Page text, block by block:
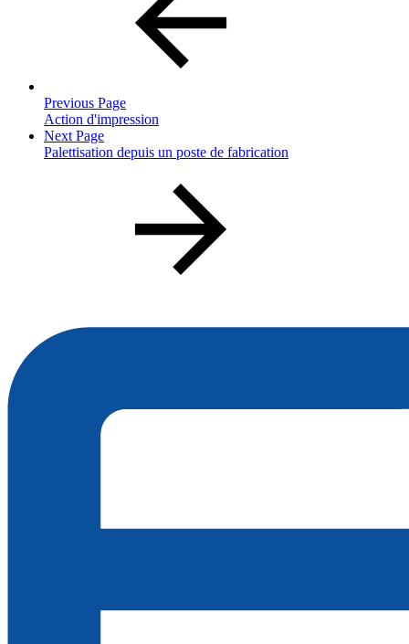
Previous Page
Action d'impression
Next Page
Palettisation depuis un poste de fabrication